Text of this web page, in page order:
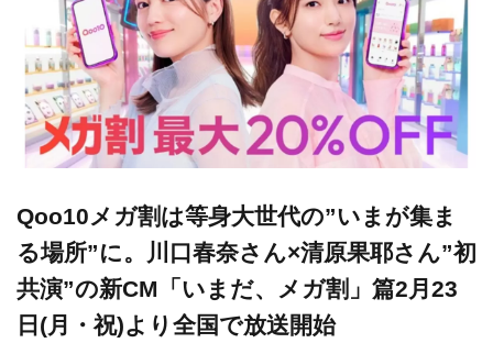
Qoo10メガ割は等身大世代の”いまが集ま
る場所”に。川口春奈さん×清原果耶さん”初
共演”の新CM「いまだ、メガ割」篇2月23
日(月・祝)より全国で放送開始